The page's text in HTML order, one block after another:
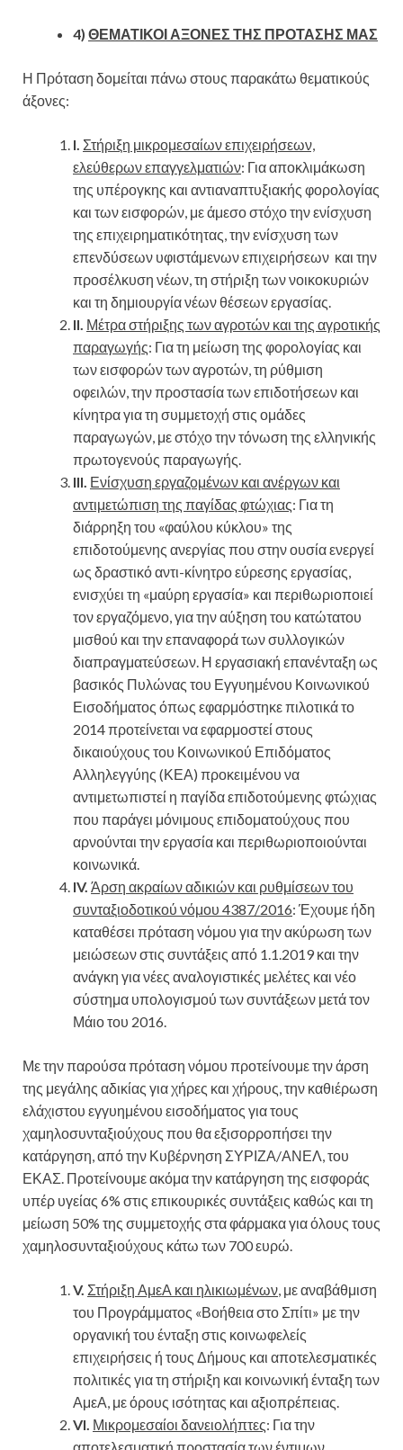
4) ΘΕΜΑΤΙΚΟΙ ΑΞΟΝΕΣ ΤΗΣ ΠΡΟΤΑΣΗΣ ΜΑΣ
Η Πρόταση δομείται πάνω στους παρακάτω θεματικούς
άξονες:
I. Στήριξη μικρομεσαίων επιχειρήσεων,
ελεύθερων επαγγελματιών: Για αποκλιμάκωση
της υπέρογκης και αντιαναπτυξιακής φορολογίας
και των εισφορών, με άμεσο στόχο την ενίσχυση
της επιχειρηματικότητας, την ενίσχυση των
επενδύσεων υφιστάμενων επιχειρήσεων και την
προσέλκυση νέων, τη στήριξη των νοικοκυριών
και τη δημιουργία νέων θέσεων εργασίας.
II. Μέτρα στήριξης των αγροτών και της αγροτικής
παραγωγής: Για τη μείωση της φορολογίας και
των εισφορών των αγροτών, τη ρύθμιση
οφειλών, την προστασία των επιδοτήσεων και
κίνητρα για τη συμμετοχή στις ομάδες
παραγωγών, με στόχο την τόνωση της ελληνικής
πρωτογενούς παραγωγής.
III. Ενίσχυση εργαζομένων και ανέργων και
αντιμετώπιση της παγίδας φτώχιας: Για τη
διάρρηξη του «φαύλου κύκλου» της
επιδοτούμενης ανεργίας που στην ουσία ενεργεί
ως δραστικό αντι-κίνητρο εύρεσης εργασίας,
ενισχύει τη «μαύρη εργασία» και περιθωριοποιεί
τον εργαζόμενο, για την αύξηση του κατώτατου
μισθού και την επαναφορά των συλλογικών
διαπραγματεύσεων. Η εργασιακή επανένταξη ως
βασικός Πυλώνας του Εγγυημένου Κοινωνικού
Εισοδήματος όπως εφαρμόστηκε πιλοτικά το
2014 προτείνεται να εφαρμοστεί στους
δικαιούχους του Κοινωνικού Επιδόματος
Αλληλεγγύης (ΚΕΑ) προκειμένου να
αντιμετωπιστεί η παγίδα επιδοτούμενης φτώχιας
που παράγει μόνιμους επιδοματούχους που
αρνούνται την εργασία και περιθωριοποιούνται
κοινωνικά.
IV. Άρση ακραίων αδικιών και ρυθμίσεων του
συνταξιοδοτικού νόμου 4387/2016: Έχουμε ήδη
καταθέσει πρόταση νόμου για την ακύρωση των
μειώσεων στις συντάξεις από 1.1.2019 και την
ανάγκη για νέες αναλογιστικές μελέτες και νέο
σύστημα υπολογισμού των συντάξεων μετά τον
Μάιο του 2016.
Με την παρούσα πρόταση νόμου προτείνουμε την άρση
της μεγάλης αδικίας για χήρες και χήρους, την καθιέρωση
ελάχιστου εγγυημένου εισοδήματος για τους
χαμηλοσυνταξιούχους που θα εξισορροπήσει την
κατάργηση, από την Κυβέρνηση ΣΥΡΙΖΑ/ΑΝΕΛ, του
ΕΚΑΣ. Προτείνουμε ακόμα την κατάργηση της εισφοράς
υπέρ υγείας 6% στις επικουρικές συντάξεις καθώς και τη
μείωση 50% της συμμετοχής στα φάρμακα για όλους τους
χαμηλοσυνταξιούχους κάτω των 700 ευρώ.
V. Στήριξη ΑμεΑ και ηλικιωμένων, με αναβάθμιση
του Προγράμματος «Βοήθεια στο Σπίτι» με την
οργανική του ένταξη στις κοινωφελείς
επιχειρήσεις ή τους Δήμους και αποτελεσματικές
πολιτικές για τη στήριξη και κοινωνική ένταξη των
ΑμεΑ, με όρους ισότητας και αξιοπρέπειας.
VI. Μικρομεσαίοι δανειολήπτες: Για την